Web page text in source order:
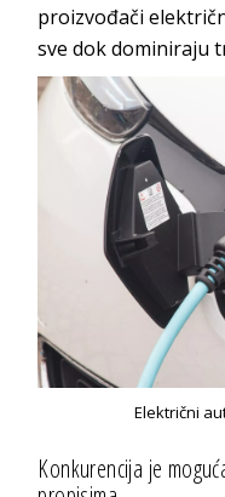
proizvođači
sve dok dominiraju
Električni
Konkurencija je